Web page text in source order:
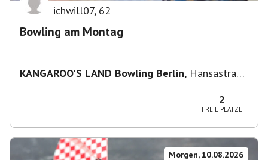
ichwill07, 62
Bowling am Montag
KANGAROO'S LAND Bowling Berlin, Hansastraße
2
FREIE PLÄTZE
Morgen, 10.08.2026